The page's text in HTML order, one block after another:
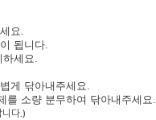
요.
됩니다.
세요.
게 닦아내주세요.
소량 분무하여 닦아내주세요.
니다.)